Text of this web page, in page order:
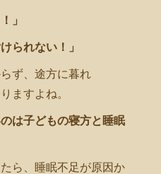
」
られない！」
ず、途方に暮れ
ますよね。
は子どもの寝方と睡眠
ら、睡眠不足が原因か